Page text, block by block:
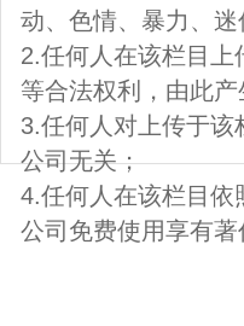
动、色情、暴力、
2.任何人在该栏目
等合法权利，由此
3.任何人对上传于
公司无关；
4.任何人在该栏目依
公司免费使用享有